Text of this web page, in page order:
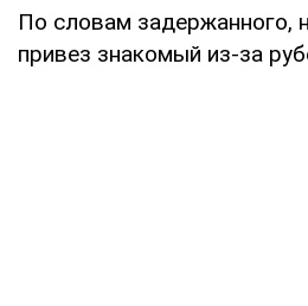
По словам задержанного,
привез знакомый из-за